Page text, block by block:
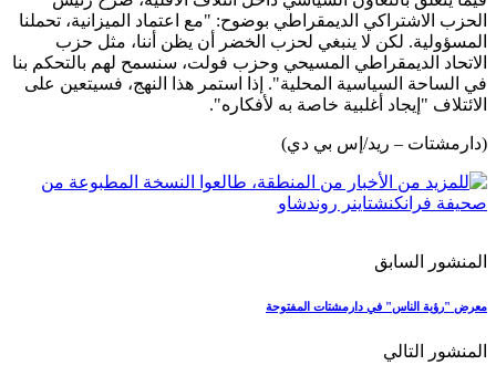
الحزب الاشتراكي الديمقراطي بوضوح: "مع اعتماد الميزانية، تحملنا
المسؤولية. لكن لا ينبغي لحزب الخضر أن يظن أننا، مثل حزب
الاتحاد الديمقراطي المسيحي وحزب فولت، سنسمح لهم بالتحكم بنا
في الساحة السياسية المحلية". إذا استمر هذا النهج، فسيتعين على
الائتلاف "إيجاد أغلبية خاصة به لأفكاره".
(دارمشتات – ريد/إس بي دي)
المنشور السابق
معرض "رؤية الناس" في دارمشتات المفتوحة
المنشور التالي